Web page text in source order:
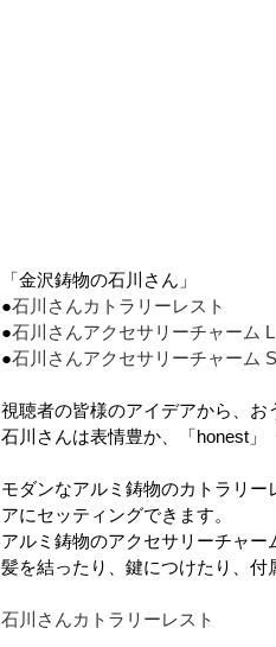
「金沢鋳物の石川さん」
●石川さんカトラリーレスト
●石川さんアクセサリーチャーム L
●石川さんアクセサリーチャーム S
視聴者の皆様のアイデアから、お
石川さんは表情豊か、「honest」
モダンなアルミ鋳物のカトラリ
アにセッティングできます。
アルミ鋳物のアクセサリーチャー
髪を結ったり、鍵につけたり、付
石川さんカトラリーレスト